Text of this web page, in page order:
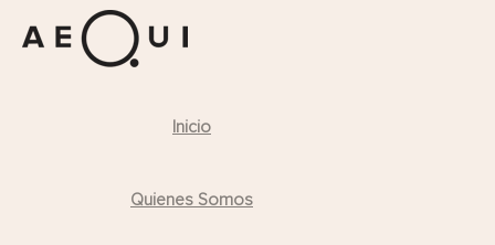
Inicio
Quienes Somos